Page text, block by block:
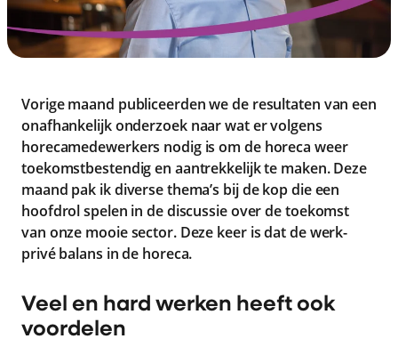
Vorige maand publiceerden we de resultaten van een
onafhankelijkonderzoek naar wat er volgens
horecamedewerkers nodig is om de horeca weer
toekomstbestendig en aantrekkelijk te maken. Deze
maand pak ik diverse thema’s bij de kop die een
hoofdrol spelen in de discussie over de toekomst
van onze mooie sector. Deze keer is dat de werk-
privé balans in de horeca.
Veel en hard werken heeft ook
voordelen